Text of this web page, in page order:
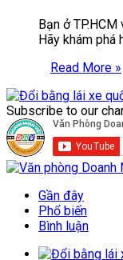
Bạn ở
Hãy khám phá
Read More »
Subscribe to our
Gần đây
Phổ biến
Bình luận